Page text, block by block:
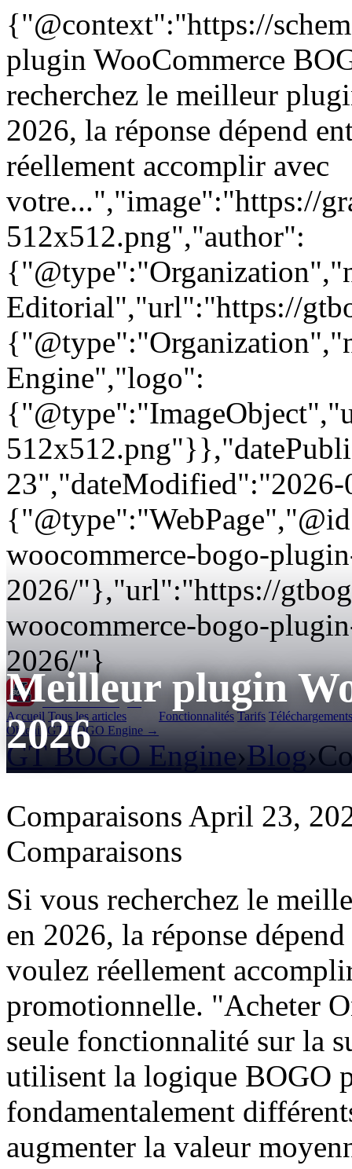
{"@context":"https://
plugin WooCommerce
recherchez le meilleur
2026, la réponse dépend
réellement accomplir avec
votre...","image":"https://
512x512.png","author":
Editorial","url":"https://
Engine","logo":
woocommerce-bogo-
2026/"},"url":"https://
woocommerce-bogo-
2026/"}
GT BOGOEngine
Accueil Tous les articles Fonctionnalités Tarifs Téléchargements
Obtenir GT BOGO Engine →
GT BOGO Engine›Blog›
Meilleur plugin
2026
Comparaisons April 23,
Comparaisons
Si vous recherchez le
en 2026, la réponse
voulez réellement
promotionnelle. "Acheter
seule fonctionnalité sur la
utilisent la logique BOGO
fondamentalement
augmenter la valeur